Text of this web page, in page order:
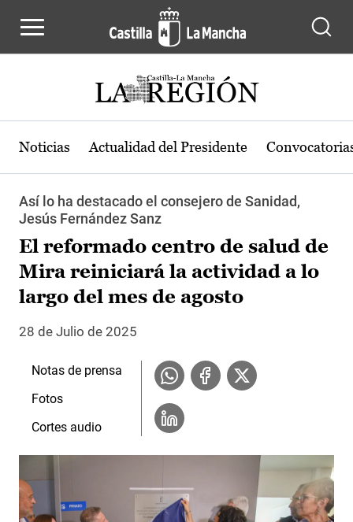
Noticias Actualidad del Presidente
Así lo ha destacado el consejero de Sanidad,
Jesús Fernández Sanz
El reformado centro de salud de
Mira reiniciará la actividad a lo
largo del mes de agosto
28 de Julio de 2025
Notas de prensa
Fotos
Cortes audio